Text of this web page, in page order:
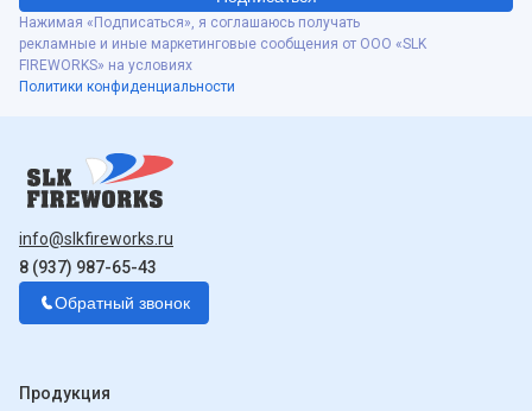
Нажимая «Подписаться», я соглашаюсь получать
рекламные и иные маркетинговые сообщения от ООО «SLK
FIREWORKS» на условиях
Политики конфиденциальности
info@slkfireworks.ru
8 (937) 987-65-43
Обратный звонок
Продукция